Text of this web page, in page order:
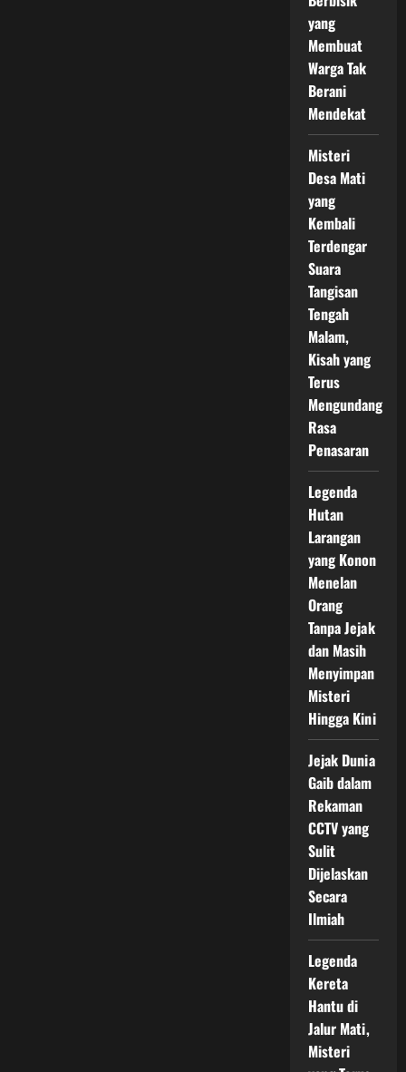
yang
Membuat
Warga Tak
Berani
Mendekat
Misteri
Desa Mati
yang
Kembali
Terdengar
Suara
Tangisan
Tengah
Malam,
Kisah yang
Terus
Mengundang
Rasa
Penasaran
Legenda
Hutan
Larangan
yang Konon
Menelan
Orang
Tanpa Jejak
dan Masih
Menyimpan
Misteri
Hingga Kini
Jejak Dunia
Gaib dalam
Rekaman
CCTV yang
Sulit
Dijelaskan
Secara
Ilmiah
Legenda
Kereta
Hantu di
Jalur Mati,
Misteri